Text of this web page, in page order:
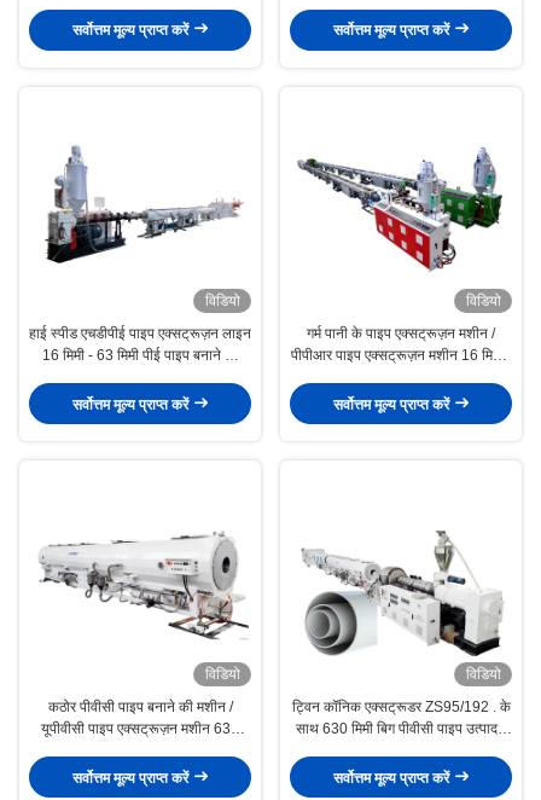
सर्वोत्तम मूल्य प्राप्त करें
सर्वोत्तम मूल्य प्राप्त करें
विडियो
हाई स्पीड एचडीपीई पाइप एक्सट्रूज़न लाइन
16 मिमी - 63 मिमी पीई पाइप बनाने की
सर्वोत्तम मूल्य प्राप्त करें
विडियो
गर्म पानी के पाइप एक्सट्रूज़न मशीन /
पीपीआर पाइप एक्सट्रूज़न मशीन 16 मिमी -
सर्वोत्तम मूल्य प्राप्त करें
विडियो
कठोर पीवीसी पाइप बनाने की मशीन /
यूपीवीसी पाइप एक्सट्रूज़न मशीन 630
सर्वोत्तम मूल्य प्राप्त करें
विडियो
ट्विन कॉनिक एक्सट्रूडर ZS95/192 . के
साथ 630 मिमी बिग पीवीसी पाइप उत्पादन
सर्वोत्तम मूल्य प्राप्त करें